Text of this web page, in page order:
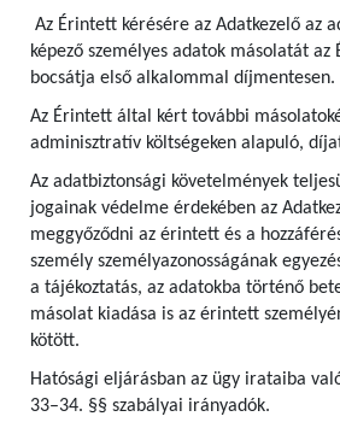
Az Érintett kérésére az Adatkezelő az
képező személyes adatok másolatát
bocsátja első alkalommal díjmentesen.
Az Érintett által kért további
adminisztratív költségeken alapuló,
Az adatbiztonsági követelmények
jogainak védelme érdekében az
meggyőződni az érintett és a
személy személyazonosságának
a tájékoztatás, az adatokba történő
másolat kiadása is az érintett
kötött.
Hatósági eljárásban az ügy irataiba
33–34. §§ szabályai irányadók.